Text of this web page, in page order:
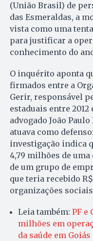
(União Brasil) de
das Esmeraldas, a
vista como uma
para justificar a
conhecimento do
O inquérito aponta
firmados entre a
Gerir, responsável
estaduais entre 2012
advogado João
atuava como
investigação indica
4,79 milhões de uma
de um grupo de
que teria recebido
organizações
Leia também: PF e
milhões em
da saúde em Goiás